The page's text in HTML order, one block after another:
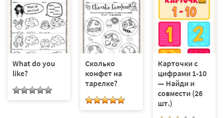
What do you
like?
Сколько
конфет на
тарелке?
Карточки с
цифрами 1-10
— Найди и
совмести (26
шт.)